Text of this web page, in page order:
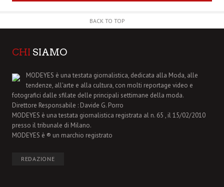
BACK TO TOP
CHI SIAMO
MODEYES è una testata giornalistica, dedicata alla Moda, alle
tendenze, all'arte e alla cultura, con molti reportage video e
fotografici dalle sfilate delle principali settimane della moda.
Direttore Responsabile : Davide G. Porro
MODEYES è una testata giornalistica registrata al n. 65 , il 15/02/2010
presso il tribunale di Milano.
MODEYES è ® un marchio registrato
REDAZIONE